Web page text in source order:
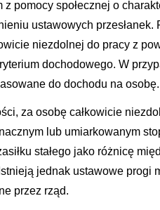
z pomocy społecznej o
ustawowych przesłanek.
niezdolnej do pracy z
dochodowego. W
do dochodu na osobę.
za osobę całkowicie
lub umiarkowanym
stałego jako różnicę
jednak ustawowe progi
przez rząd.